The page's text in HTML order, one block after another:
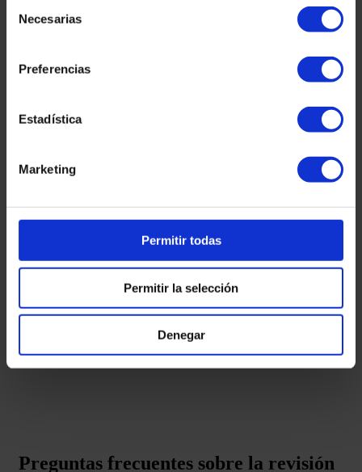
Necesarias
Preferencias
Estadística
Marketing
Permitir todas
Permitir la selección
Denegar
Sergi Illescas
Lo que opinan nuestros clientes en
Barcelona
Preguntas frecuentes sobre la revisión